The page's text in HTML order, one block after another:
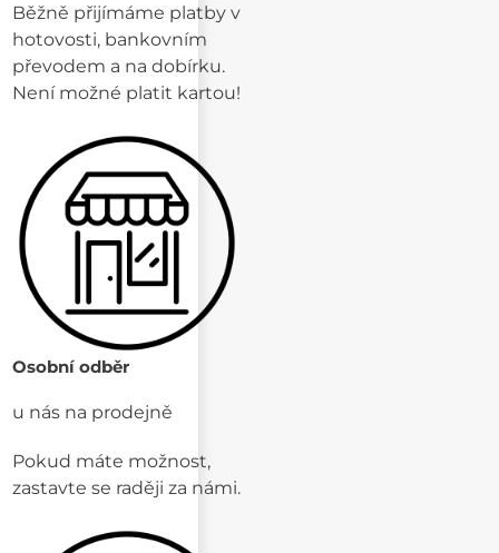
Běžně přijímáme platby v
hotovosti, bankovním
převodem a na dobírku.
Není možné platit kartou!
Osobní odběr
u nás na prodejně
Pokud máte možnost,
zastavte se raději za námi.